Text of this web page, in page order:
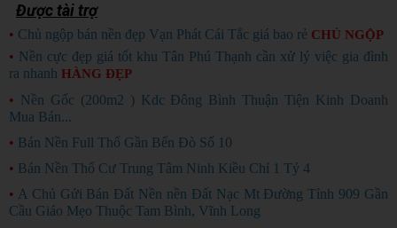
Được tài trợ
• Chủ ngộp bán nền đẹp Vạn Phát Cái Tắc giá bao rẻ CHỦ NGỘP
• Nền cực đẹp giá tốt khu Tân Phú Thạnh cần xử lý việc gia đình
ra nhanh HÀNG ĐẸP
• Nền Gốc (200m2 ) Kdc Đông Bình Thuận Tiện Kinh Doanh
Mua Bán...
• Bán Nền Full Thổ Gần Bến Đò Số 10
• Bán Nền Thổ Cư Trung Tâm Ninh Kiều Chỉ 1 Tỷ 4
• A Chủ Gửi Bán Đất Nền nền Đất Nạc Mt Đường Tỉnh 909 Gần
Cầu Giáo Mẹo Thuộc Tam Bình, Vĩnh Long